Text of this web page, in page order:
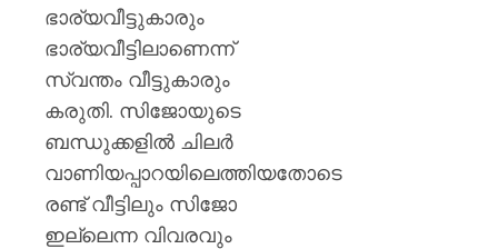
ഭാര്യവീട്ടുകാരും
ഭാര്യവീട്ടിലാണെന്ന്
സ്വന്തം വീട്ടുകാരും
കരുതി. സിജോയുടെ
ബന്ധുക്കളിൽ ചിലർ
വാണിയപ്പാറയിലെത്തിയതോടെ
രണ്ട് വീട്ടിലും സിജോ
ഇല്ലെന്ന വിവരവും